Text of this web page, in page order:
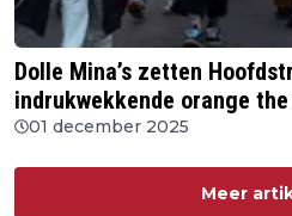
Dolle Mina’s zetten
indrukwekkende orange
01 december 2025
Meer